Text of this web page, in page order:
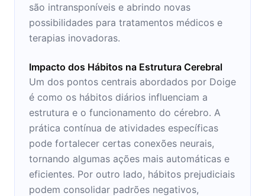
são intransponíveis e abrindo novas
possibilidades para tratamentos médicos e
terapias inovadoras.
Impacto dos Hábitos na Estrutura Cerebral
Um dos pontos centrais abordados por Doige
é como os hábitos diários influenciam a
estrutura e o funcionamento do cérebro. A
prática contínua de atividades específicas
pode fortalecer certas conexões neurais,
tornando algumas ações mais automáticas e
eficientes. Por outro lado, hábitos prejudiciais
podem consolidar padrões negativos,